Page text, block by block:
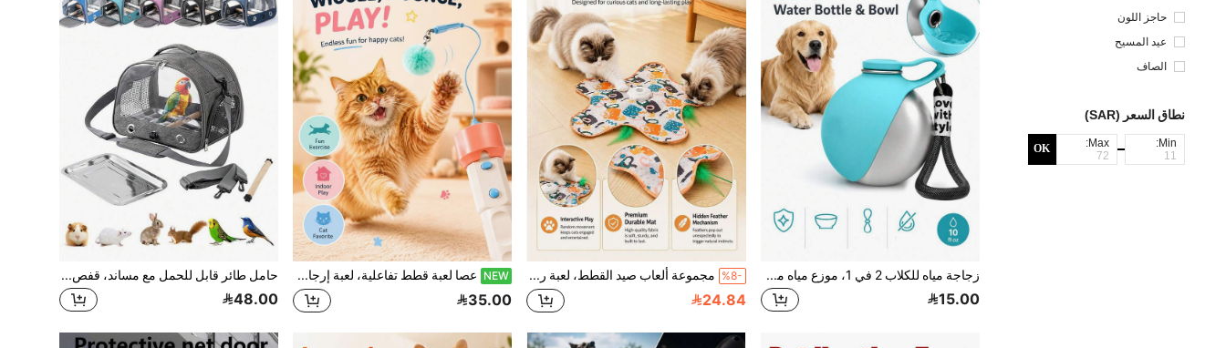
حاجز اللون
عيد المسيح
الصاف
نطاق السعر (SAR)
Min:
Max:
OK
زجاجة مياه للكلاب 2 في 1، موزع مياه محمول من الفولاذ المقاوم للصدأ بسعة 285 مل مع وعاء سيليكون قابل للإزالة، كوب مياه للسفر مانع للتسرب للكلاب الصغيرة للمشي في الهواء الطلق
15.00
%8- مجموعة ألعاب صيد القطط، لعبة ريشة كهربائية متحركة عشوائية، لعبة الاختباء والبحث، لعبة المطاردة والصيد للحيوانات الأليفة، قابلة للشحن عبر USB، مستلزمات القطط الصغيرة، مستلزمات الحيوانات الأليفة
24.84
NEW عصا لعبة قطط تفاعلية، لعبة إرجاع الكرة التلقائية للقطط، لعبة قطط كهربائية قابلة للشحن عبر USB-C، مناسبة للقطط المنزلية والقطط الصغيرة واللعب متعدد القطط
35.00
حامل طائر قابل للحمل مع مساند، قفص حمل طائر قابل للتهوية لحمل الببغاوات أثناء التنزه
48.00